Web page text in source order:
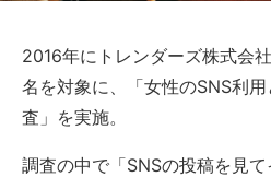
2016年にトレンダーズ株式会
名を対象に、「女性のSNS利
査」を実施。
調査の中で「SNSの投稿を見